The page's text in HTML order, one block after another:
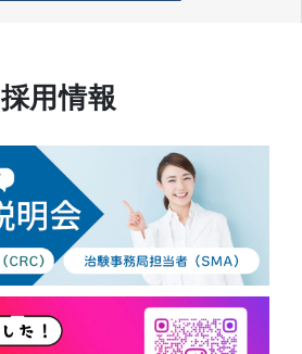
採用情報